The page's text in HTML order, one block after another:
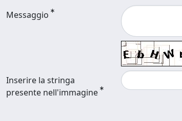
Messaggio
Inserire la stringa
presente nell'immagine